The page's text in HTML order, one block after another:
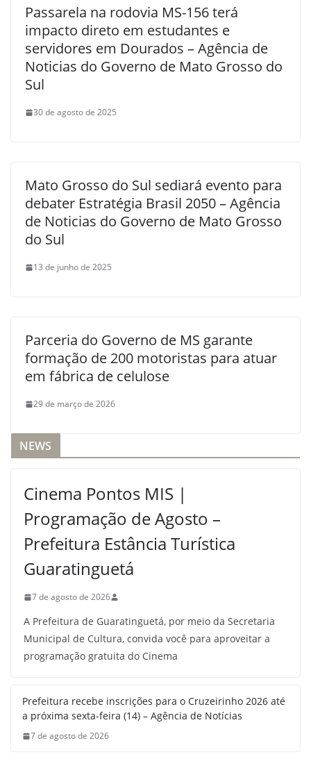
Passarela na rodovia MS-156 terá
impacto direto em estudantes e
servidores em Dourados – Agência de
Noticias do Governo de Mato Grosso do
Sul
30 de agosto de 2025
Mato Grosso do Sul sediará evento para
debater Estratégia Brasil 2050 – Agência
de Noticias do Governo de Mato Grosso
do Sul
13 de junho de 2025
Parceria do Governo de MS garante
formação de 200 motoristas para atuar
em fábrica de celulose
29 de março de 2026
NEWS
Cinema Pontos MIS |
Programação de Agosto –
Prefeitura Estância Turística
Guaratinguetá
7 de agosto de 2026
A Prefeitura de Guaratinguetá, por meio da Secretaria
Municipal de Cultura, convida você para aproveitar a
programação gratuita do Cinema
Prefeitura recebe inscrições para o Cruzeirinho 2026 até
a próxima sexta-feira (14) – Agência de Notícias
7 de agosto de 2026